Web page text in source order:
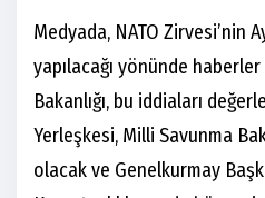
Medyada, NATO Zirvesi’nin
yapılacağı yönünde
Bakanlığı, bu iddiaları
Yerleşkesi, Milli Savunma
olacak ve Genelkurmay